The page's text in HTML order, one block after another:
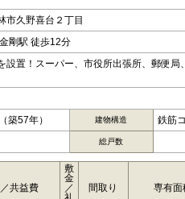
市久野喜台２丁目
剛駅 徒歩12分
設置！スーパー、市役所出張所、郵便局
築57年） 建物構造 鉄筋
総戸数
共益費
敷
金
／
間取り 専有面